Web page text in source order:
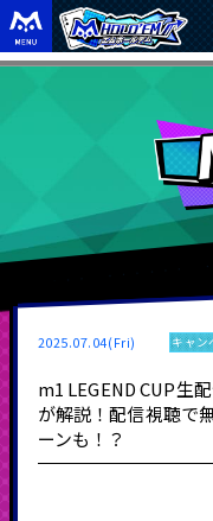
2025.07.04(Fri) キャン
m1 LEGEND CUP生
が解説！配信視聴で
ーンも！？